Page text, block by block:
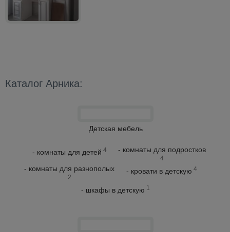
Каталог Арника:
Детская мебель
- комнаты для детей 4 - комнаты для подростков
4
- комнаты для разнополых
2
- кровати в детскую 4
- шкафы в детскую 1